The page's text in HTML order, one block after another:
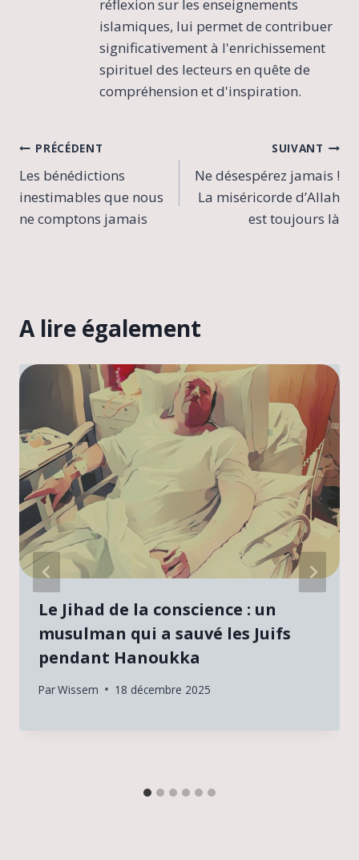
réflexion sur les enseignements
islamiques, lui permet de contribuer
significativement à l'enrichissement
spirituel des lecteurs en quête de
compréhension et d'inspiration.
Navigation
de
l’article
PRÉCÉDENT
Les bénédictions
inestimables que nous
ne comptons jamais
SUIVANT
Ne désespérez jamais !
La miséricorde d’Allah
est toujours là
A lire également
Le Jihad de la conscience : un
musulman qui a sauvé les Juifs
pendant Hanoukka
ParWissem 18 décembre 2025